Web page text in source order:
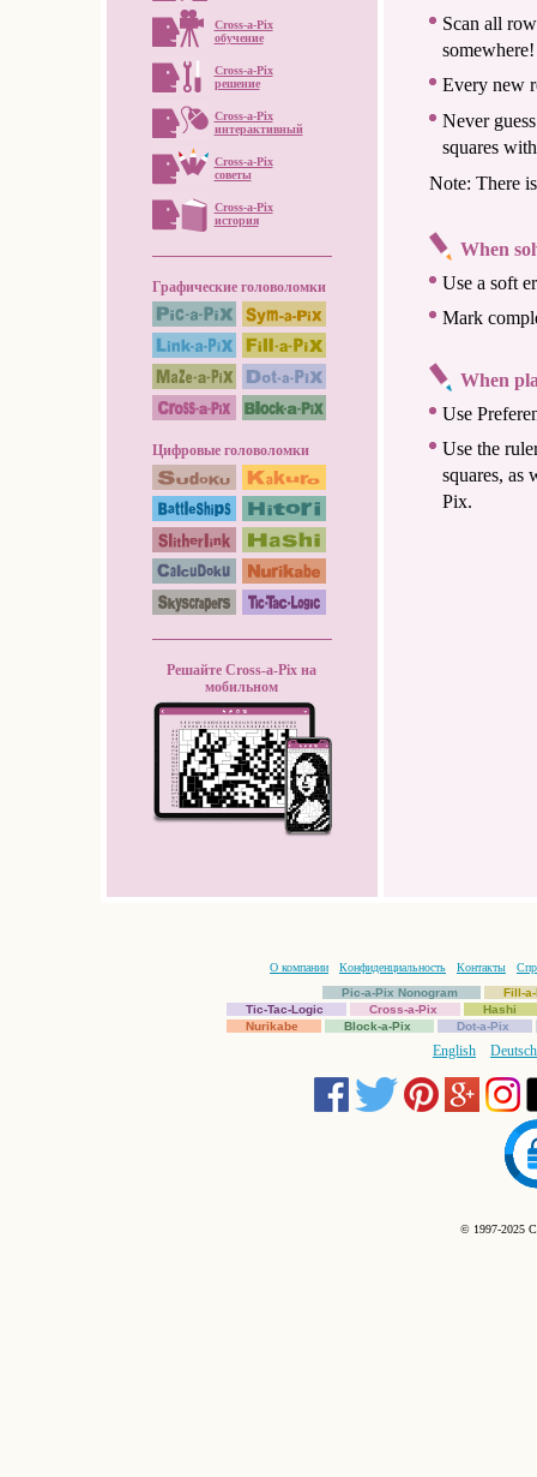
Cross-a-Pix
обучение
Cross-a-Pix
решение
Cross-a-Pix
интерактивный
Cross-a-Pix
советы
Cross-a-Pix
история
Графические головоломки
Цифровые головоломки
Решайте Cross-a-Pix на
мобильном
Scan all
somewhere!
Every new
Never
squares
Note: There
When
Use a soft
Mark
When
Use
Use the
squares, as
Pix.
О компании Конфиденциальность Контакты
Pic-a-Pix Nonogram
Fill-
Tic-Tac-Logic
Cross-a-Pix
Hashi
Nurikabe
Block-a-Pix Dot-a-Pix
English Deutsch
© 1997-2025